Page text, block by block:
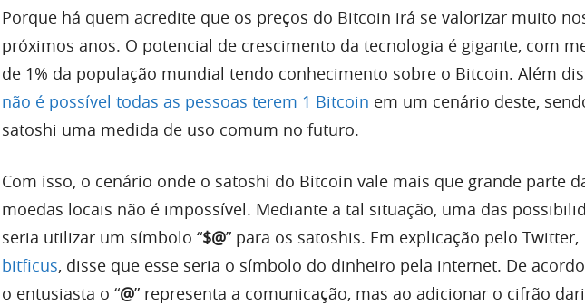
Porque há quem acredite que os preços do Bitcoin irá se valorizar muito
próximos anos. O potencial de crescimento da tecnologia é gigante, com
de 1% da população mundial tendo conhecimento sobre o Bitcoin. Além
não é possível todas as pessoas terem 1 Bitcoin em um cenário deste,
satoshi uma medida de uso comum no futuro.
Com isso, o cenário onde o satoshi do Bitcoin vale mais que grande parte
moedas locais não é impossível. Mediante a tal situação, uma das
seria utilizar um símbolo “$@” para os satoshis. Em explicação pelo Twitter,
bitficus, disse que esse seria o símbolo do dinheiro pela internet. De
o entusiasta o “@” representa a comunicação, mas ao adicionar o cifrão